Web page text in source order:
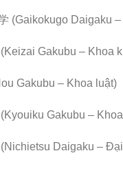
(Gaikokugo Daigaku
Gakubu – Khoa
Gakubu – Khoa luật)
Gakubu –
Daigaku –